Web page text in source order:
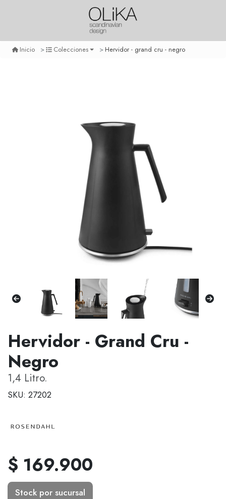
Inicio Colecciones Hervidor - grand cru - negro
Hervidor - Grand Cru -
Negro
1,4 Litro.
SKU: 27202
$ 169.900
Stock por sucursal